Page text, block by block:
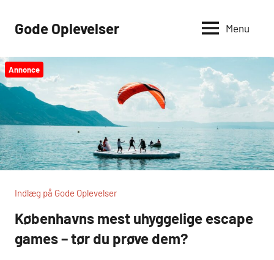
Gode Oplevelser Menu
Annonce
Indlæg på Gode Oplevelser
Københavns mest uhyggelige escape
games – tør du prøve dem?